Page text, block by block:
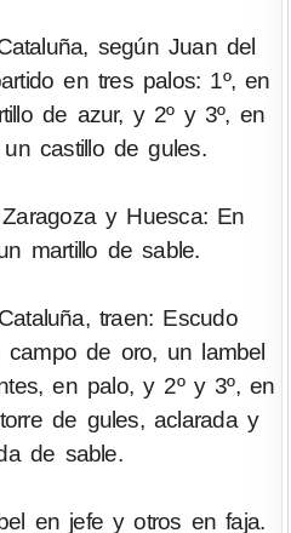
según Juan del
en tres palos: 1º, en
de azur, y 2º y 3º, en
castillo de gules.
y Huesca: En
martillo de sable.
traen: Escudo
campo de oro, un lambel
en palo, y 2º y 3º, en
de gules, aclarada y
de sable.
en jefe y otros en faja.